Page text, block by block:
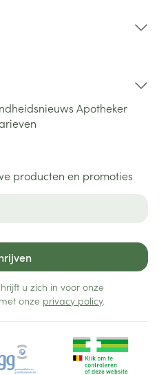
Apotheker
producten en promoties
u zich in voor onze
onze privacy policy.